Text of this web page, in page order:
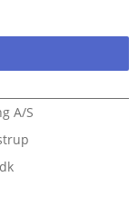
A/S